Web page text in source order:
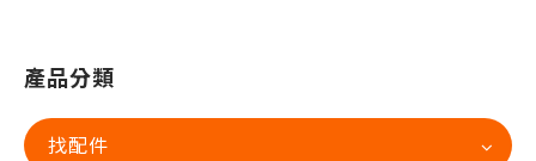
產品分類
找配件